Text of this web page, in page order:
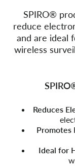
SPIRO®
reduce
and are ideal
wireless
Reduces
Promotes
Ideal for